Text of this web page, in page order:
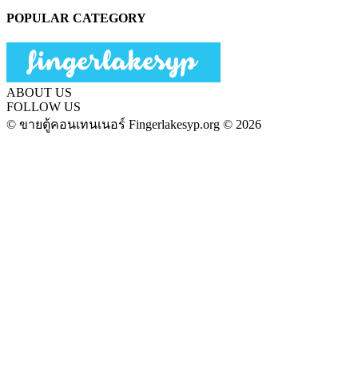
POPULAR CATEGORY
ABOUT US
FOLLOW US
© ขายตู้คอนเทนเนอร์ Fingerlakesyp.org © 2026